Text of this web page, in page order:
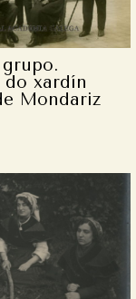
do xardín
Mondariz